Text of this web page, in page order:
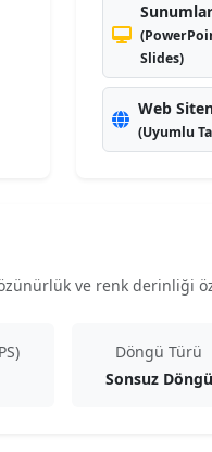
Sunumlar
Slides)
Web
(Uyumlu
ve renk derinliği
Döngü Türü
Sonsuz Döngü